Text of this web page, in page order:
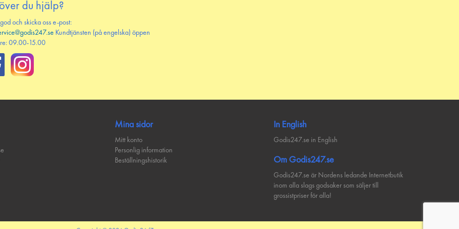
du hjälp?
och skicka oss e-post:
Kundtjänsten (på engelska) öppen
09.00-15.00
Mina sidor
Mitt konto
Personlig information
Beställningshistorik
In English
Godis247.se in English
Om Godis247.se
Godis247.se är Nordens ledande Internetbutik
inom alla slags godsaker som säljer till
grossistpriser för alla!